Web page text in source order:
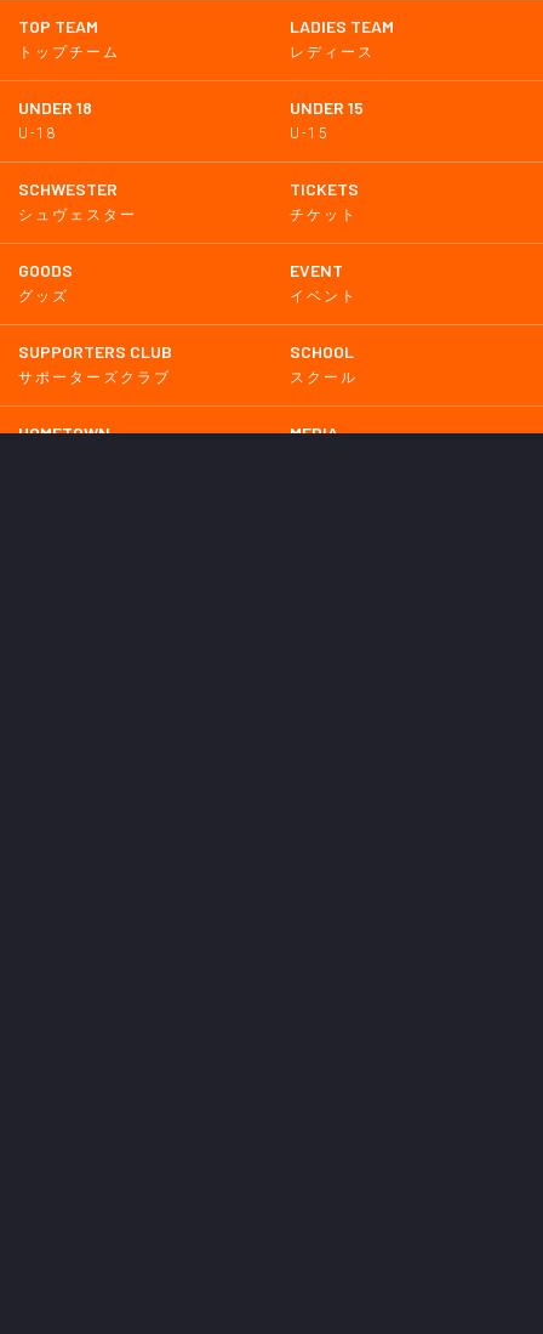
TOP TEAM
トップチーム
LADIES TEAM
レディース
UNDER 18
U-18
UNDER 15
U-15
SCHWESTER
シュヴェスター
TICKETS
チケット
GOODS
グッズ
EVENT
イベント
SUPPORTERS CLUB
サポーターズクラブ
SCHOOL
スクール
HOMETOWN MEDIA